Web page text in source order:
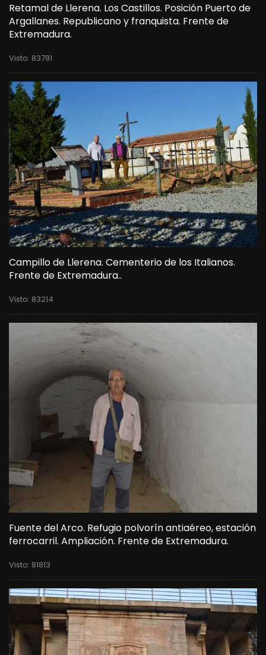
Retamal de Llerena. Los Castillos. Posición Puerto de
Argallanes. Republicano y franquista. Frente de
Extremadura.
Visto: 83791
Campillo de Llerena. Cementerio de los Italianos.
Frente de Extremadura..
Visto: 83214
Fuente del Arco. Refugio polvorín antiaéreo, estación
ferrocarril. Ampliación. Frente de Extremadura.
Visto: 81813